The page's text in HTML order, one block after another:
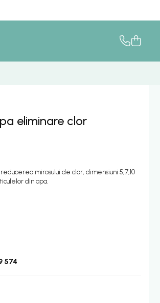
eliminare clor
mirosului de clor, dimensiuni 5,7,10
din apa.
574